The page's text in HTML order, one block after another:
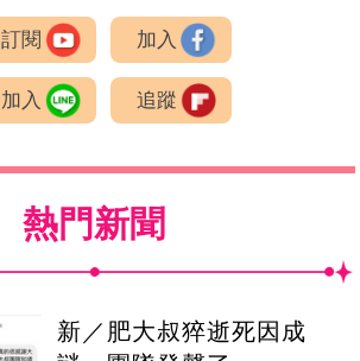
訂閱 加入
加入 追蹤
熱門新聞
新／肥大叔猝逝死因成